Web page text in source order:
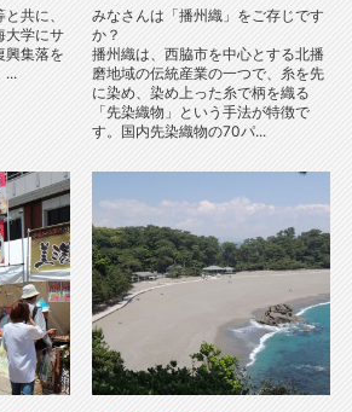
共に、
大学にサ
興集落を
...
みなさんは「播州織」をご存じです
か？
播州織は、西脇市を中心とする北播
磨地域の伝統産業の一つで、糸を先
に染め、染め上った糸で柄を織る
「先染織物」という手法が特徴で
す。国内先染織物の70パ...